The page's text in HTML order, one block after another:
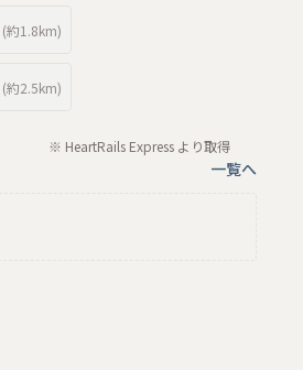
(約1.8km)
(約2.5km)
※ HeartRails Express より取得
一覧へ